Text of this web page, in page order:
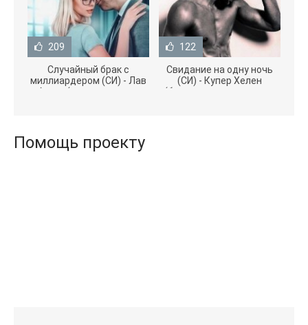
209
Случайный брак с
миллиардером (СИ) - Лав
Агата (полная версия
122
Свидание на одну ночь
(СИ) - Купер Хелен
(бесплатные серии книг
Помощь проекту